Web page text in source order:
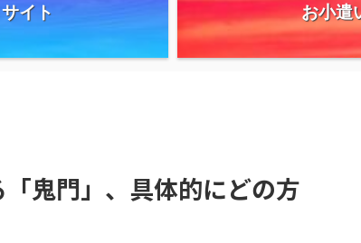
イト お小遣
鬼門」、具体的にどの方